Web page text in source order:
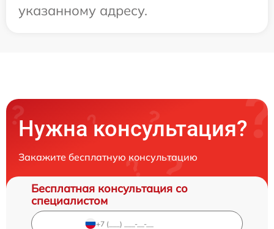
указанному адресу.
Нужна консультация?
Закажите бесплатную консультацию
Бесплатная консультация со
специалистом